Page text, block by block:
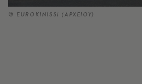
© EUROKINISSI (ΑΡΧΕΙΟΥ)